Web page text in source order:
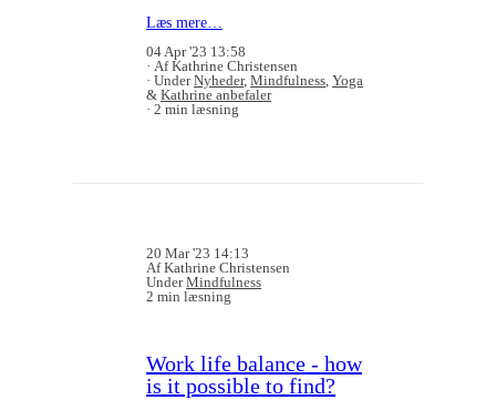
Læs mere…
04 Apr '23 13:58
Af Kathrine Christensen
UnderNyheder, Mindfulness, Yoga
& Kathrine anbefaler
2 min læsning
20 Mar '23 14:13
Af Kathrine Christensen
UnderMindfulness
2 min læsning
Work life balance - how
is it possible to find?